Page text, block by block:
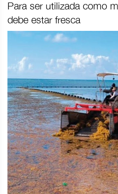
Para ser utilizada como
debe estar fresca